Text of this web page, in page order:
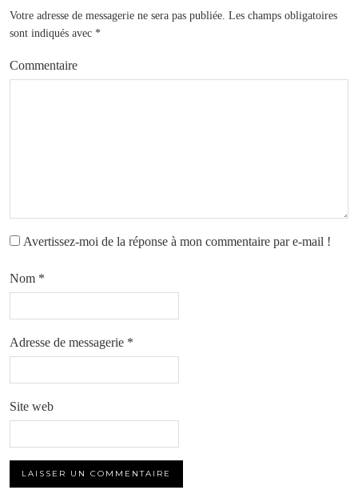
Votre adresse de messagerie ne sera pas publiée. Les champs obligatoires
sont indiqués avec *
Commentaire
Avertissez-moi de la réponse à mon commentaire par e-mail !
Nom *
Adresse de messagerie *
Site web